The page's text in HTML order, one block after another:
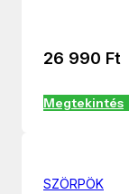
26 990 Ft
Megtekintés
SZÖRPÖK